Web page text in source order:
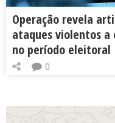
Operação revela
ataques violentos a
no período eleitoral
0